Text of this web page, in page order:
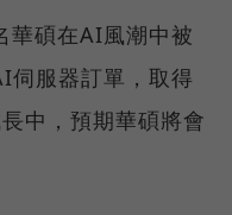
華碩在AI風潮中被
伺服器訂單，取得
中，預期華碩將會